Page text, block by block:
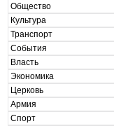
Общество
Культура
Транспорт
События
Власть
Экономика
Церковь
Армия
Спорт